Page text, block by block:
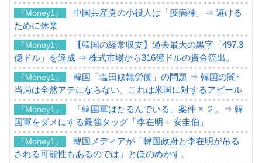
『Money1』
中国共産党の小役人は「疫病神」⇒ 避ける
ために休業
『Money1』
【韓国の経常収支】過去最大の黒字「497.3
億ドル」を達成 ⇒ 株式市場から316億ドルの資金流出。
『Money1』
韓国「塩田奴隷労働」の問題 ⇒ 韓国の闇･
当局は全然アテにならない。これは米国に対するアピール
『Money1』
「韓国軍はたるんでいる」案件 × ２。⇒ 韓
国軍をダメにする最強タッグ「李在明 + 安圭伯」
『Money1』
韓国メディアが「韓国政府と李在明が吊る
される可能性もあるのでは」とほのめかす。